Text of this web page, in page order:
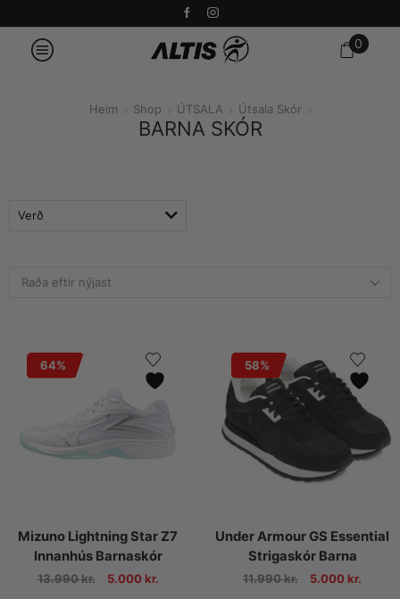
0
Heim Shop ÚTSALA Útsala Skór
BARNA SKÓR
Verð
64%
Mizuno Lightning Star Z7
Innanhús Barnaskór
13.990kr. 5.000 kr.
58%
Under Armour GS Essential
Strigaskór Barna
11.990kr. 5.000 kr.